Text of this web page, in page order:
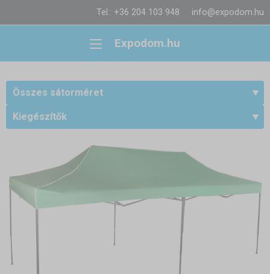
Tel.: +36 204 103 948 info@expodom.hu
Expodom.hu
Összes sátorméret
Kiegészítők